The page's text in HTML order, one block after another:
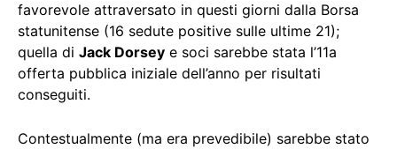
favorevole attraversato in questi giorni dalla Borsa
statunitense (16 sedute positive sulle ultime 21);
quella di Jack Dorsey e soci sarebbe stata l’11a
offerta pubblica iniziale dell’anno per risultati
conseguiti.
Contestualmente (ma era prevedibile) sarebbe stato